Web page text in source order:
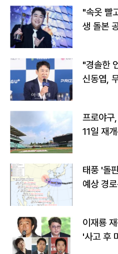
"속옷 빨
생 돌본
"경솔한
신동엽,
프로야
11일 재
태풍 '돌
예상 경
이재룡
'사고 후